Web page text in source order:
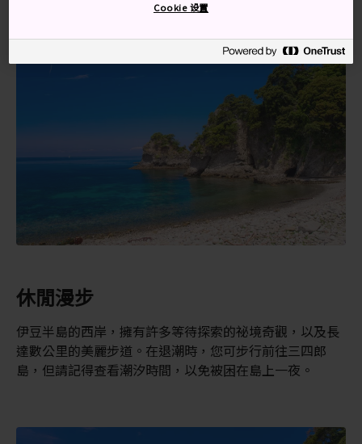
休閒漫步
伊豆半島的西岸，擁有許多等待探索的祕境奇觀，以及長
達數公里的美麗步道。在退潮時，您可步行前往三四郎
島，但請記得查看潮汐時間，以免被困在島上一夜。
Cookie 设置